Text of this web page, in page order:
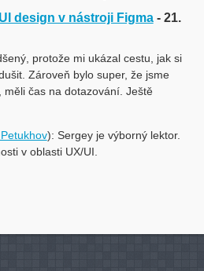
design v nástroji Figma - 21.
protože mi ukázal cestu, jak si
Zároveň bylo super, že jsme
čas na dotazování. Ještě
): Sergey je výborný lektor.
v oblasti UX/UI.